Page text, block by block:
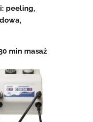
peeling,
min masaż